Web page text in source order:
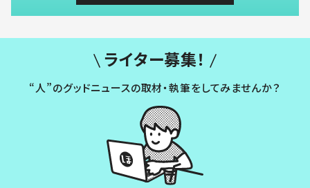
ライター募集！
“人”のグッドニュースの取材・執筆をしてみませんか？